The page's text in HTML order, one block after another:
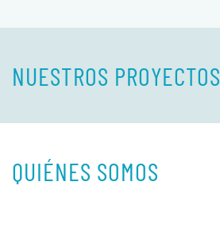
NUESTROS PROYECTOS
QUIÉNES SOMOS